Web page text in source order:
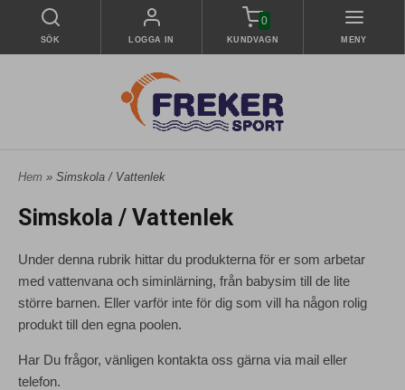
SÖK LOGGA IN
0
KUNDVAGN MENY
Hem » Simskola / Vattenlek
Simskola / Vattenlek
Under denna rubrik hittar du produkterna för er som arbetar
med vattenvana och siminlärning, från babysim till de lite
större barnen. Eller varför inte för dig som vill ha någon rolig
produkt till den egna poolen.
Har Du frågor, vänligen kontakta oss gärna via mail eller
telefon.